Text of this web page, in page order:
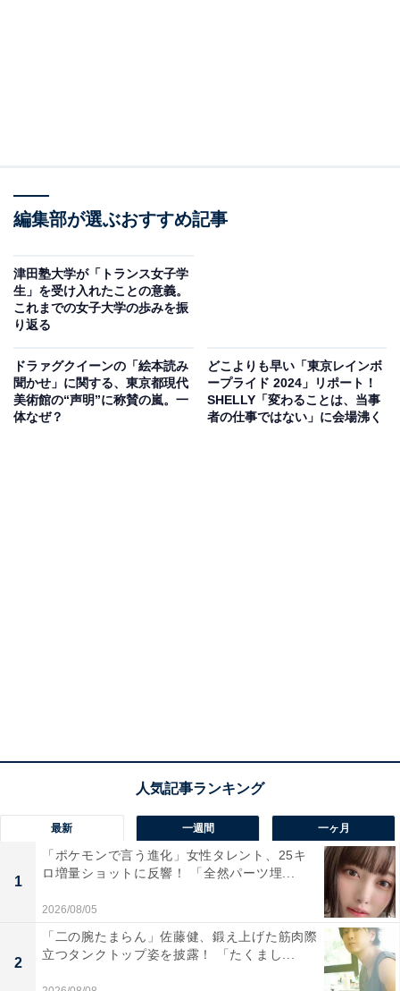
編集部が選ぶおすすめ記事
津田塾大学が「トランス女子学
生」を受け入れたことの意義。
これまでの女子大学の歩みを振
り返る
ドラァグクイーンの「絵本読み
聞かせ」に関する、東京都現代
美術館の“声明”に称賛の嵐。一
体なぜ？
どこよりも早い「東京レインボ
ープライド 2024」リポート！
SHELLY「変わることは、当事
者の仕事ではない」に会場沸く
最新 一週間 一ヶ月
1
「ポケモンで言う進化」女性タレント、25キ
ロ増量ショットに反響！ 「全然パーツ埋...
2026/08/05
2
「二の腕たまらん」佐藤健、鍛え上げた筋肉際
立つタンクトップ姿を披露！ 「たくまし...